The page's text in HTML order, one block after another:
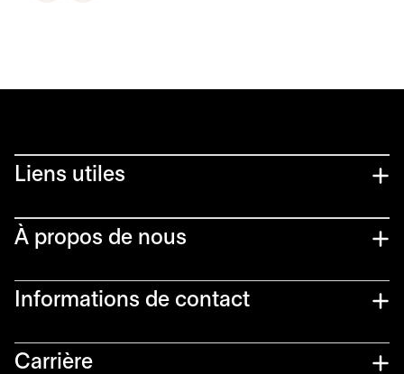
Liens utiles​
À propos de nous
Informations de contact​
Carrière